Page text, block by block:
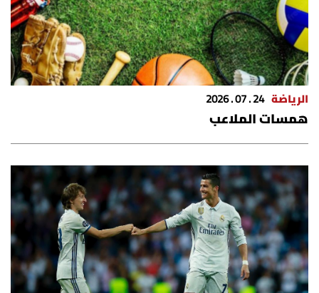
الرياضة 24 . 07 . 2026
همسات الملاعب